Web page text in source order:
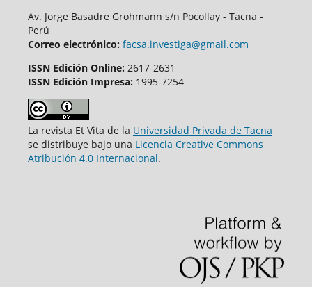
Av. Jorge Basadre Grohmann s/n Pocollay - Tacna -
Perú
Correo electrónico: facsa.investiga@gmail.com
ISSN Edición Online: 2617-2631
ISSN Edición Impresa: 1995-7254
La revista Et Vita de la Universidad Privada de Tacna
se distribuye bajo una Licencia Creative Commons
Atribución 4.0 Internacional.